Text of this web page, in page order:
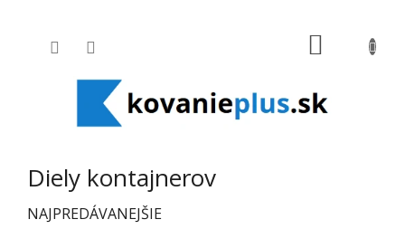
Diely kontajnerov
NAJPREDÁVANEJŠIE